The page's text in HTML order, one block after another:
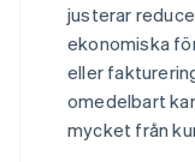
justerar
ekonomiska
eller
omedelbart
mycket från